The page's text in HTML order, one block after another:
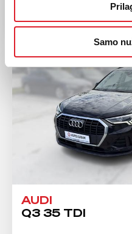
Samo
AUDI
Q3 35 TDI